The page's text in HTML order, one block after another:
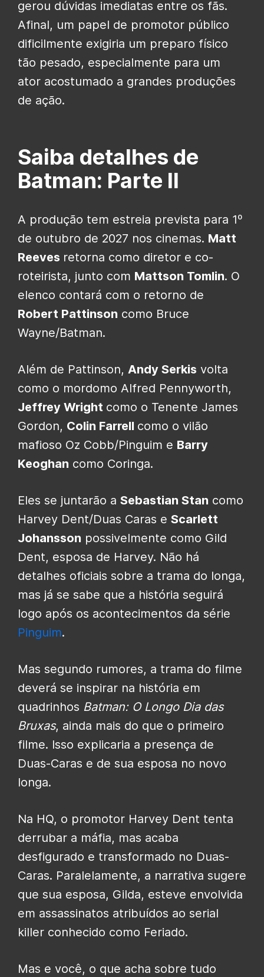
gerou dúvidas imediatas entre os fãs.
Afinal, um papel de promotor público
dificilmente exigiria um preparo físico
tão pesado, especialmente para um
ator acostumado a grandes produções
de ação.
Saiba detalhes de
Batman: Parte II
A produção tem estreia prevista para 1º
de outubro de 2027 nos cinemas. Matt
Reeves retorna como diretor e co-
roteirista, junto com Mattson Tomlin. O
elenco contará com o retorno de
Robert Pattinson como Bruce
Wayne/Batman.
Além de Pattinson, Andy Serkis volta
como o mordomo Alfred Pennyworth,
Jeffrey Wright como o Tenente James
Gordon, Colin Farrell como o vilão
mafioso Oz Cobb/Pinguim e Barry
Keoghan como Coringa.
Eles se juntarão a Sebastian Stan como
Harvey Dent/Duas Caras e Scarlett
Johansson possivelmente como Gild
Dent, esposa de Harvey. Não há
detalhes oficiais sobre a trama do longa,
mas já se sabe que a história seguirá
logo após os acontecimentos da série
Pinguim.
Mas segundo rumores, a trama do filme
deverá se inspirar na história em
quadrinhos Batman: O Longo Dia das
Bruxas, ainda mais do que o primeiro
filme. Isso explicaria a presença de
Duas-Caras e de sua esposa no novo
longa.
Na HQ, o promotor Harvey Dent tenta
derrubar a máfia, mas acaba
desfigurado e transformado no Duas-
Caras. Paralelamente, a narrativa sugere
que sua esposa, Gilda, esteve envolvida
em assassinatos atribuídos ao serial
killer conhecido como Feriado.
Mas e você, o que acha sobre tudo